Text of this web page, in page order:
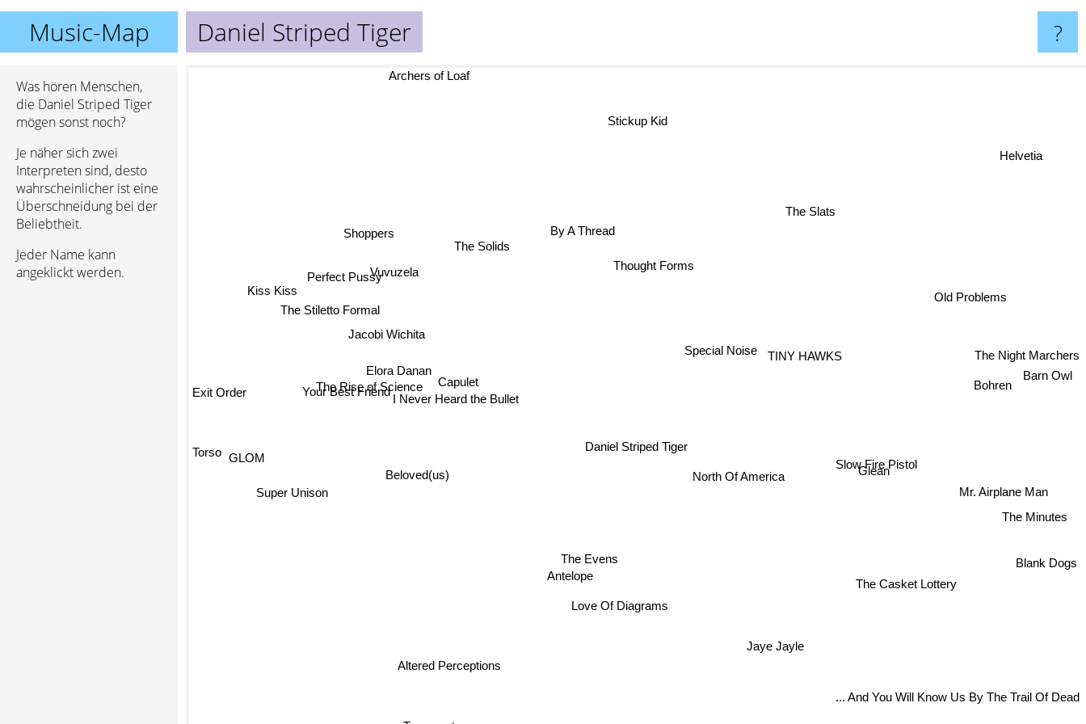
Music-Map Daniel Striped Tiger ?
Was hören Menschen,
die Daniel Striped Tiger
mögen sonst noch?
Je näher sich zwei
Interpreten sind, desto
wahrscheinlicher ist eine
Überschneidung bei der
Beliebtheit.
Jeder Name kann
angeklickt werden.
Daniel Striped Tiger
North Of America
Special Noise
The Evens
TINY HAWKS
Antelope
Love Of Diagrams
Glean
Slow Fire Pistol
Thought Forms
I Never Heard the Bullet
Capulet
By A Thread
Beloved(us)
Elora Danan
Bohren
The Solids
The Rise of Science
Your Best Friend
Jacobi Wichita
Jaye Jayle
Vuvuzela
The Slats
The Stiletto Formal
Altered Perceptions
Mr. Airplane Man
Barn Owl
Stickup Kid
Perfect Pussy
Blank Dogs
Old Problems
Shoppers
Super Unison
The Casket Lottery
The Night Marchers
Archers of Loaf
... And You Will Know Us By The Trail Of Dead
Helvetia
Exit Order